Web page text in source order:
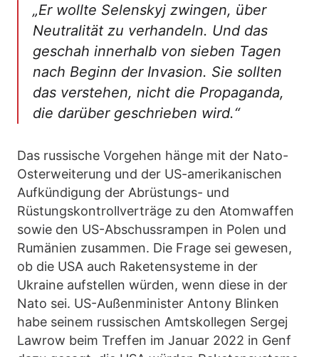
„Er wollte Selenskyj zwingen, über
Neutralität zu verhandeln. Und das
geschah innerhalb von sieben Tagen
nach Beginn der Invasion. Sie sollten
das verstehen, nicht die Propaganda,
die darüber geschrieben wird.“
Das russische Vorgehen hänge mit der Nato-
Osterweiterung und der US-amerikanischen
Aufkündigung der Abrüstungs- und
Rüstungskontrollverträge zu den Atomwaffen
sowie den US-Abschussrampen in Polen und
Rumänien zusammen. Die Frage sei gewesen,
ob die USA auch Raketensysteme in der
Ukraine aufstellen würden, wenn diese in der
Nato sei. US-Außenminister Antony Blinken
habe seinem russischen Amtskollegen Sergej
Lawrow beim Treffen im Januar 2022 in Genf